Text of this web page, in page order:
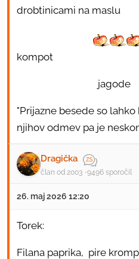
drobtinicami na maslu
kompot
jagode
"Prijazne besede so
njihov odmev pa je
Dragička
član od 2003 9496 sporočil
26. maj 2026 12:20
Torek:
Filana paprika, pire